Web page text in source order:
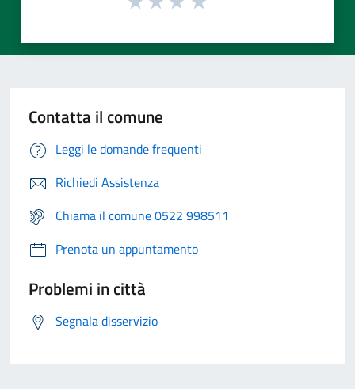
Contatta il comune
Leggi le domande frequenti
Richiedi Assistenza
Chiama il comune 0522 998511
Prenota un appuntamento
Problemi in città
Segnala disservizio